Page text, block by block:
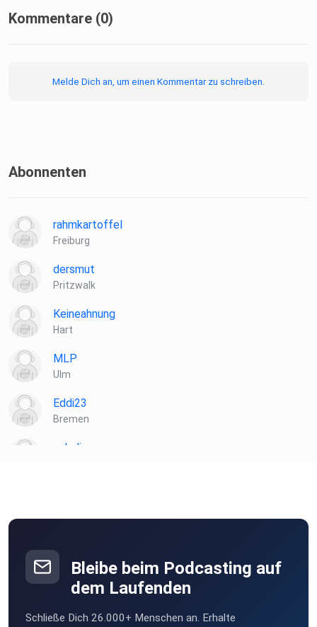
Kommentare (0)
Melde Dich an, um einen Kommentar zu schreiben.
Abonnenten
rahmkartoffel
Freiburg
dersmut
Pritzwalk
Keineahnung
Hart
MLP
Ulm
Eddi23
Bremen
salydi
Heidelberg
Freital
Freital
Bleibe beim Podcasting auf
dem Laufenden
Schließe Dich 26.000+ Menschen an. Erhalte